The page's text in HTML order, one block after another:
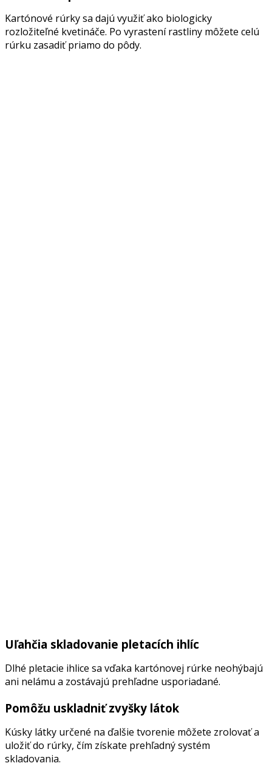
Kartónové rúrky sa dajú využiť ako biologicky
rozložiteľné kvetináče. Po vyrastení rastliny môžete celú
rúrku zasadiť priamo do pôdy.
Uľahčia skladovanie pletacích ihlíc
Dlhé pletacie ihlice sa vďaka kartónovej rúrke neohýbajú
ani nelámu a zostávajú prehľadne usporiadané.
Pomôžu uskladniť zvyšky látok
Kúsky látky určené na ďalšie tvorenie môžete zrolovať a
uložiť do rúrky, čím získate prehľadný systém
skladovania.